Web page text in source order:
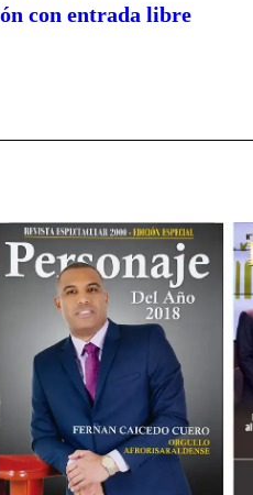
con entrada libre